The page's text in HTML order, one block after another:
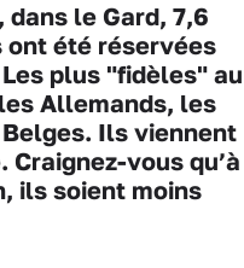
dans le Gard, 7,6
ont été réservées
plus "fidèles" au
Allemands, les
Ils viennent
vous qu’à
ils soient moins